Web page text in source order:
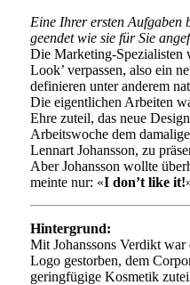
Eine Ihrer ersten Aufgaben
geendet wie sie für Sie
Die Marketing-
Look’ verpassen, also ein
definieren unter anderem
Die eigentlichen Arbeiten
Ehre zuteil, das neue
Arbeitswoche dem
Lennart Johansson, zu
Aber Johansson wollte
meinte nur: «I don’t like it!
Hintergrund:
Mit Johanssons Verdikt war
Logo gestorben, dem
geringfügige Kosmetik